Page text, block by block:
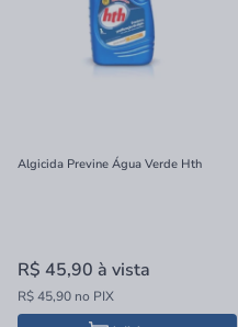
Algicida Previne Água Verde Hth
R$ 45,90 à vista
R$ 45,90 no PIX